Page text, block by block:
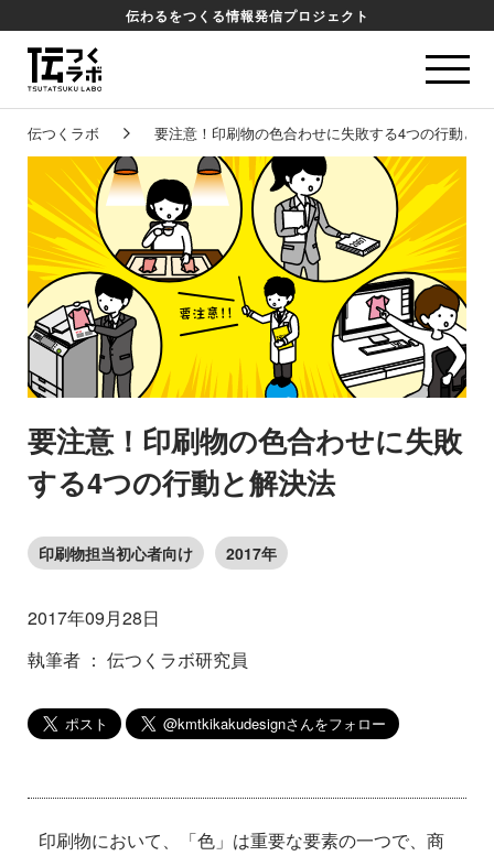
伝わるをつくる情報発信プロジェクト
伝つくラボ 要注意！印刷物の色合わせに失敗する4つの行動と
要注意！印刷物の色合わせに失敗
する4つの行動と解決法
印刷物担当初心者向け 2017年
2017年09月28日
執筆者 ： 伝つくラボ研究員
印刷物において、「色」は重要な要素の一つで、商